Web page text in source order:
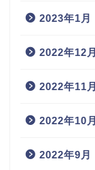
2023年1月
2022年12月
2022年11月
2022年10月
2022年9月